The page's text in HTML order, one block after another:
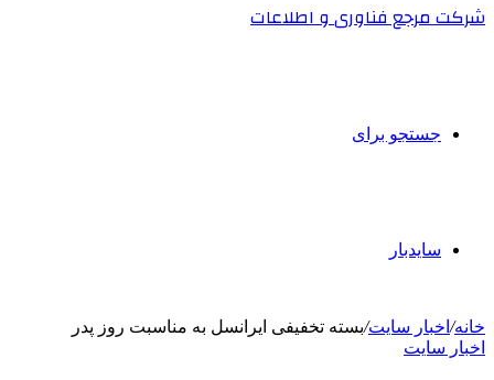
شرکت مرجع فناوری و اطلاعات
جستجو برای
سایدبار
خانه/ اخبار سایت/بسته تخفیفی ایرانسل به مناسبت روز پدر
اخبار سایت